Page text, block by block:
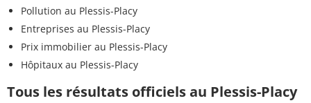
Pollution au Plessis-Placy
Entreprises au Plessis-Placy
Prix immobilier au Plessis-Placy
Hôpitaux au Plessis-Placy
Tous les résultats officiels au Plessis-Placy